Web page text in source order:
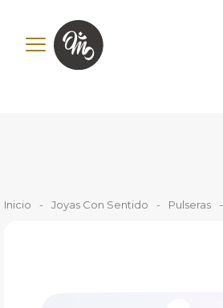
Inicio - Joyas Con Sentido - Pulseras -